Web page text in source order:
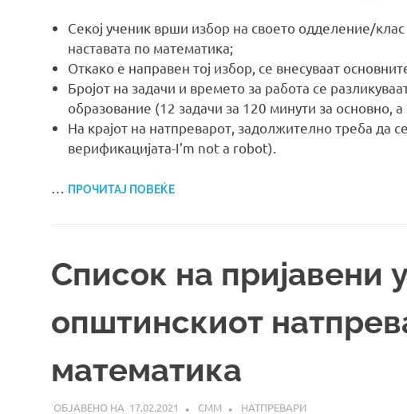
Секој ученик врши избор на своето одделение/клас
наставата по математика;
Откако е направен тој избор, се внесуваат
Бројот на задачи и времето за работа се
образование (12 задачи за 120 минути за основно,
На крајот на натпреварот, задолжително треба да
верификацијата-I’m not a robot).
… ПРОЧИТАЈ ПОВЕЌЕ
Список на пријавени
општинскиот
математика
17.02.2021 СММ НАТПРЕВАРИ